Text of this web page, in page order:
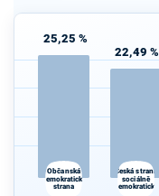
25,25 %
Občanská
demokratická
strana
22,49 %
Česká strana
sociálně
demokratická